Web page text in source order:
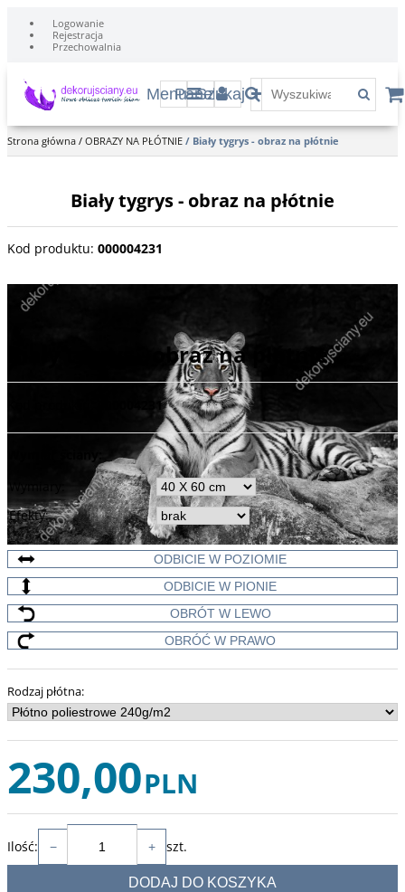
Logowanie
Rejestracja
Przechowalnia
MenuPanelSzukaj
Strona główna / OBRAZY NA PŁÓTNIE / Biały tygrys - obraz na płótnie
Biały tygrys - obraz na płótnie
Kod produktu: 000004231
Biały tygrys odpoczywający na skale.
Biały tygrys - obraz na płótnie
000004231
Wymiary
Efekty:
ODBICIE W POZIOMIE
ODBICIE W PIONIE
OBRÓT W LEWO
OBRÓĆ W PRAWO
Rodzaj płótna:
230,00PLN
Ilość: − + szt.
DODAJ DO KOSZYKA